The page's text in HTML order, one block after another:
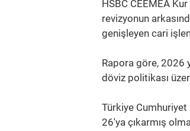
HSBC CEEMEA
revizyonun
genişleyen cari
Rapora göre, 2026
döviz politikası
Türkiye Cumhuriyet
26'ya çıkarmış